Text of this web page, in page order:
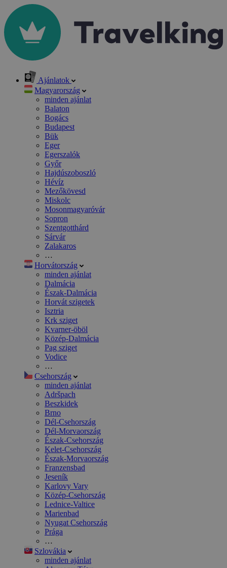
Ajánlatok
Magyarország
minden ajánlat
Balaton
Bogács
Budapest
Bük
Eger
Egerszalók
Győr
Hajdúszoboszló
Hévíz
Mezőkövesd
Miskolc
Mosonmagyaróvár
Sopron
Szentgotthárd
Sárvár
Zalakaros
…
Horvátország
minden ajánlat
Dalmácia
Észak-Dalmácia
Horvát szigetek
Isztria
Krk sziget
Kvarner-öböl
Közép-Dalmácia
Pag sziget
Vodice
…
Csehország
minden ajánlat
Adršpach
Beszkidek
Brno
Dél-Csehország
Dél-Morvaország
Észak-Csehország
Kelet-Csehország
Észak-Morvaország
Franzensbad
Jeseník
Karlovy Vary
Közép-Csehország
Lednice-Valtice
Marienbad
Nyugat Csehország
Prága
…
Szlovákia
minden ajánlat